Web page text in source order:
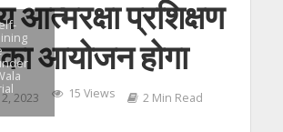
आत्मरक्षा प्रशिक्षण
आयोजन होगा
2023 15 Views 2 Min Read